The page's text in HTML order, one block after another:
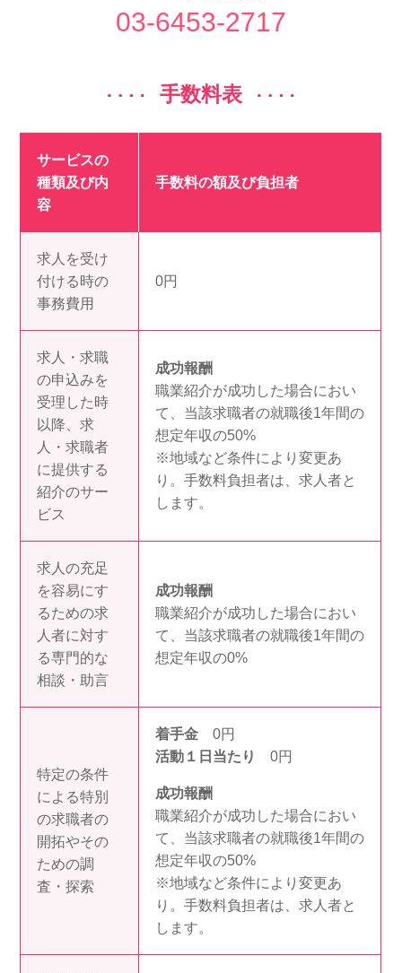
03-6453-2717
手数料表
サービスの
種類及び内
容
手数料の額及び負担者
求人を受け
付ける時の
事務費用
0円
求人・求職
の申込みを
受理した時
以降、求
人・求職者
に提供する
紹介のサー
ビス
成功報酬
職業紹介が成功した場合におい
て、当該求職者の就職後1年間の
想定年収の50%
※地域など条件により変更あ
り。手数料負担者は、求人者と
します。
求人の充足
を容易にす
るための求
人者に対す
る専門的な
相談・助言
成功報酬
職業紹介が成功した場合におい
て、当該求職者の就職後1年間の
想定年収の0%
特定の条件
による特別
の求職者の
開拓やその
ための調
査・探索
着手金 0円
活動１日当たり
0円
成功報酬
職業紹介が成功した場合におい
て、当該求職者の就職後1年間の
想定年収の50%
※地域など条件により変更あ
り。手数料負担者は、求人者と
します。